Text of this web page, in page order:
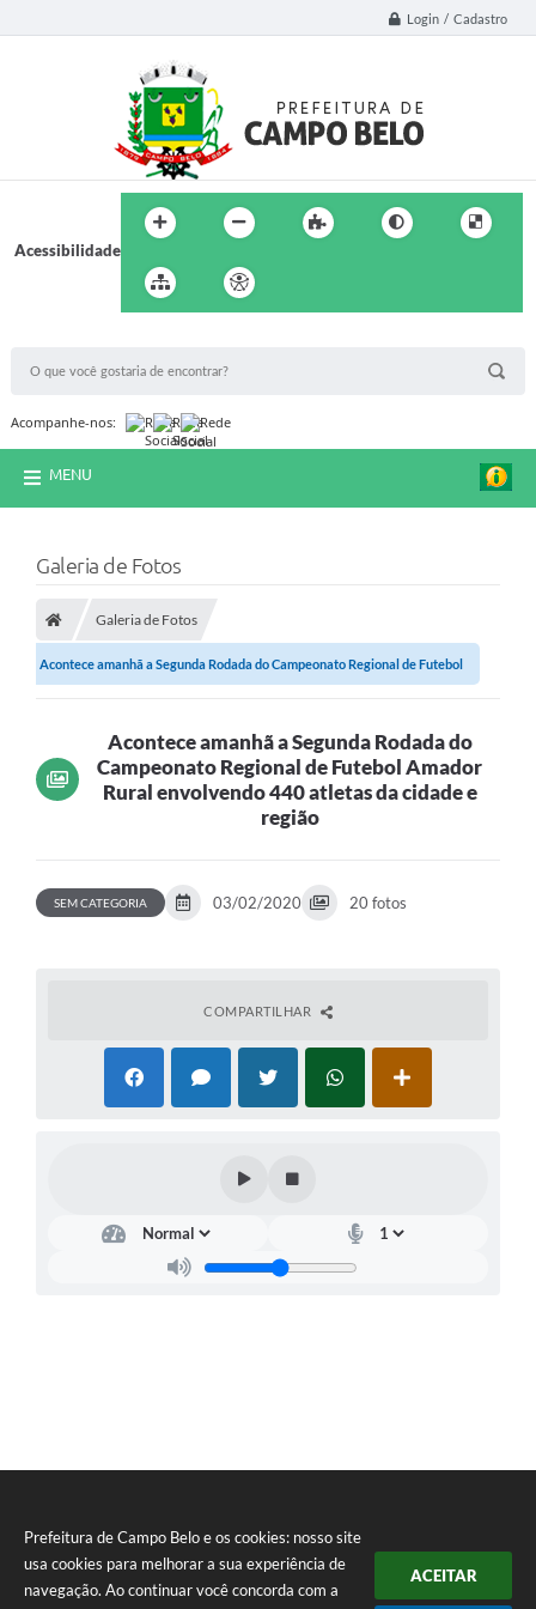
Prefeitura de Campo Belo e os cookies: nosso site
usa cookies para melhorar a sua experiência de
navegação. Ao continuar você concorda com a
ACEITAR
Login / Cadastro
Acessibilidade
Acompanhe-nos:
MENU
Galeria de Fotos
Galeria de Fotos
Acontece amanhã a Segunda Rodada do Campeonato Regional de Futebol
Acontece amanhã a Segunda Rodada do
Campeonato Regional de Futebol Amador
Rural envolvendo 440 atletas da cidade e
região
SEM CATEGORIA 03/02/2020 20 fotos
COMPARTILHAR